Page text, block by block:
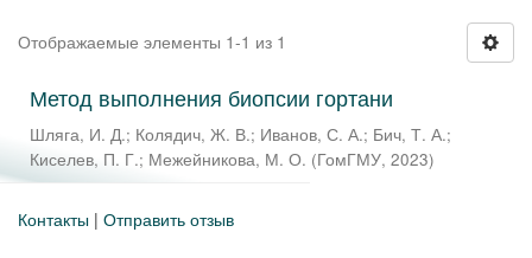
Отображаемые элементы 1-1 из 1
Метод выполнения биопсии гортани
Шляга, И. Д.; Колядич, Ж. В.; Иванов, С. А.; Бич, Т. А.;
Киселев, П. Г.; Межейникова, М. О. (ГомГМУ, 2023)
Контакты | Отправить отзыв